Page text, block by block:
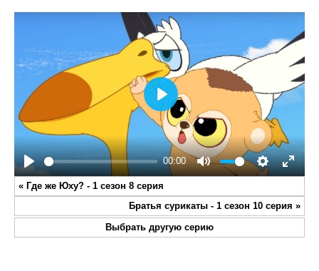
Play
00:00
Mute Settings
Enter
Play
« Где же Юху? - 1 сезон 8 серия
Братья сурикаты - 1 сезон 10 серия »
Выбрать другую серию